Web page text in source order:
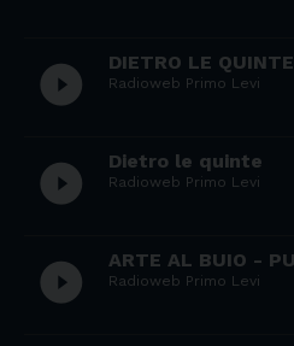
play_circle_filled DIETRO LE
Radioweb Primo Levi
play_circle_filled Dietro le quinte
Radioweb Primo Levi
play_circle_filled ARTE AL BUIO -
Radioweb Primo Levi